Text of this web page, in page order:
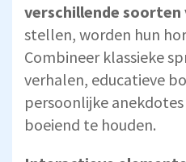
verschillende soorten
stellen, worden hun
Combineer klassieke
verhalen, educatieve
persoonlijke
boeiend te houden.